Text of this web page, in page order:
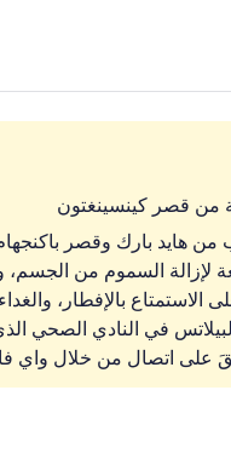
من قصر كينسينغتون
من هايد بارك وقصر
بأقنعة لإزالة السموم
بالإفطار،